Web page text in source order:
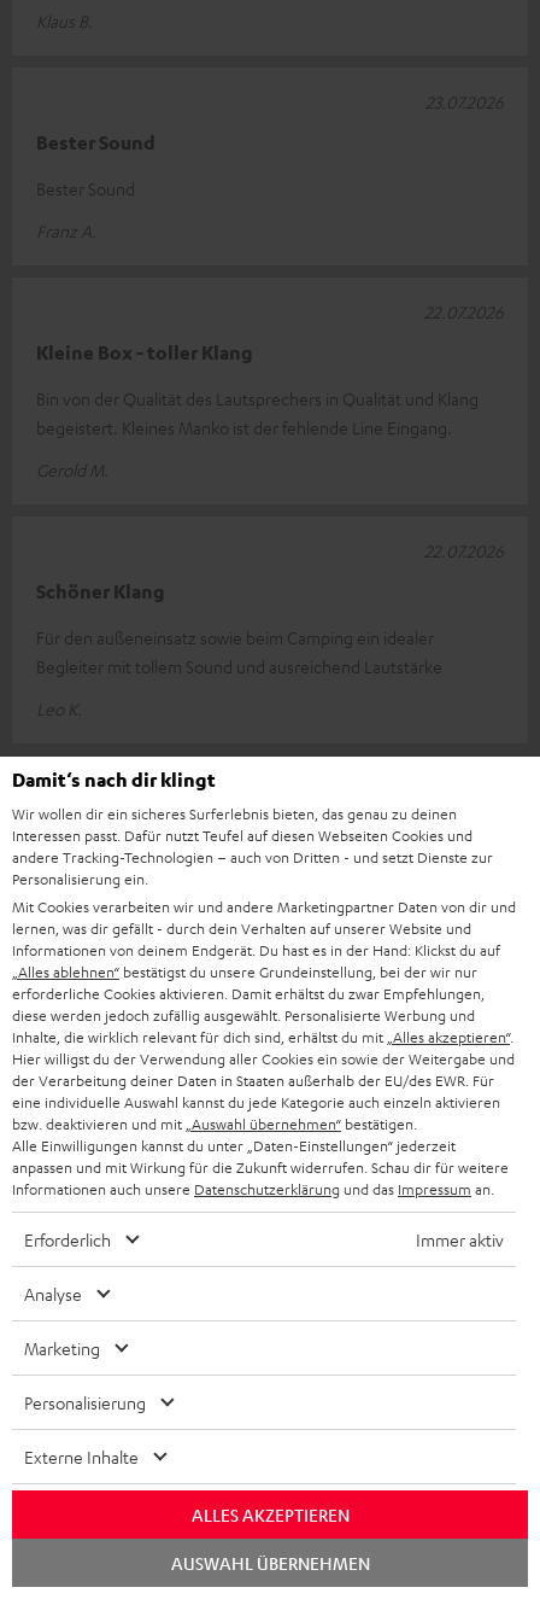
Klaus B.
Bester Sound
Bester Sound
Franz A.
23.07.2026
Kleine Box - toller Klang
Bin von der Qualität des Lautsprechers in Qualität und Klang
begeistert. Kleines Manko ist der fehlende Line Eingang.
Gerold M.
22.07.2026
Schöner Klang
Für den außeneinsatz sowie beim Camping ein idealer
Begleiter mit tollem Sound und ausreichend Lautstärke
Leo K.
22.07.2026
10 / 164
MEHR ANZEIGEN
Teufel ROCKSTER GO 2 wurde Testsieger im Vergleichstest
mit 6 Bluetooth-Lautsprecher bis 100 EUR
Computer Bild
11/2025
Mehr...
09.02.2025
Mehr...
Damit‘s nach dir klingt
Wir wollen dir ein sicheres Surferlebnis bieten, das genau zu deinen
Interessen passt. Dafür nutzt Teufel auf diesen Webseiten Cookies und
andere Tracking-Technologien – auch von Dritten - und setzt Dienste zur
Personalisierung ein.
Mit Cookies verarbeiten wir und andere Marketingpartner Daten von dir und
lernen, was dir gefällt - durch dein Verhalten auf unserer Website und
Informationen von deinem Endgerät. Du hast es in der Hand: Klickst du auf
„Alles ablehnen“ bestätigst du unsere Grundeinstellung, bei der wir nur
erforderliche Cookies aktivieren. Damit erhältst du zwar Empfehlungen,
diese werden jedoch zufällig ausgewählt. Personalisierte Werbung und
Inhalte, die wirklich relevant für dich sind, erhältst du mit „Alles akzeptieren“.
Hier willigst du der Verwendung aller Cookies ein sowie der Weitergabe und
der Verarbeitung deiner Daten in Staaten außerhalb der EU/des EWR. Für
eine individuelle Auswahl kannst du jede Kategorie auch einzeln aktivieren
bzw. deaktivieren und mit „Auswahl übernehmen“ bestätigen.
Alle Einwilligungen kannst du unter „Daten-Einstellungen“ jederzeit
anpassen und mit Wirkung für die Zukunft widerrufen. Schau dir für weitere
Informationen auch unsere Datenschutzerklärung und das Impressum an.
Erforderlich Immer aktiv
Analyse
Marketing
Personalisierung
Externe Inhalte
ALLES AKZEPTIEREN
AUSWAHL ÜBERNEHMEN